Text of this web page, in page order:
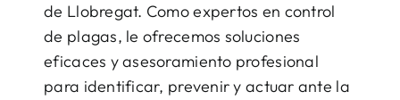
de Llobregat. Como expertos en control
de plagas, le ofrecemos soluciones
eficaces y asesoramiento profesional
para identificar, prevenir y actuar ante la